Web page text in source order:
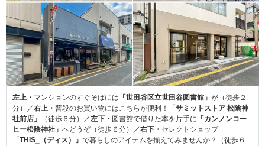
左上・ マンションのすぐそばには 「世田谷区立世田谷図書館」 が（徒歩２
分）／右上・ 普段のお買い物にはこちらが便利！
「サミットストア 松陰神
社前店」
（徒歩６分）／左下・ 図書館で借りた本を片手に 「カンノンコー
ヒー松陰神社」 へどうぞ（徒歩６分）／右下・ セレクトショップ
「THIS_（ディス）」 で暮らしのアイテムを揃えてみませんか？（徒歩６